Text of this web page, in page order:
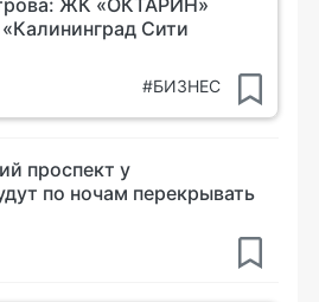
Сити
#БИЗНЕС
проспект у
по ночам перекрывать